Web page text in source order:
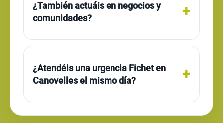
¿También actuáis en negocios y
comunidades?
¿Atendéis una urgencia Fichet en
Canovelles el mismo día?